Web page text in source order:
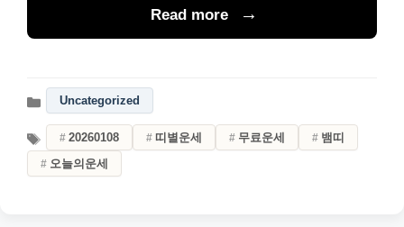
Read more
Uncategorized
20260108 띠별운세 무료운세
뱀띠
오늘의운세